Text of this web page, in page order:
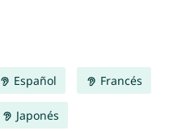
Español Francés
Japonés